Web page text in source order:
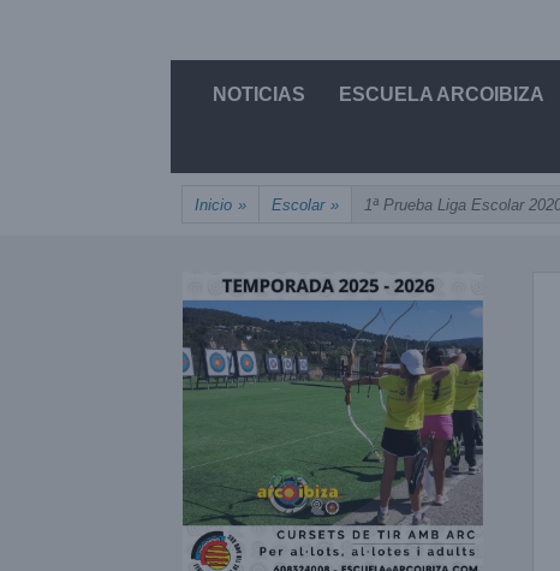
ARCOIBIZA
NOTICIAS ESCUELA ARCOIBIZA
Inicio » Escolar » 1ª Prueba Liga Escolar